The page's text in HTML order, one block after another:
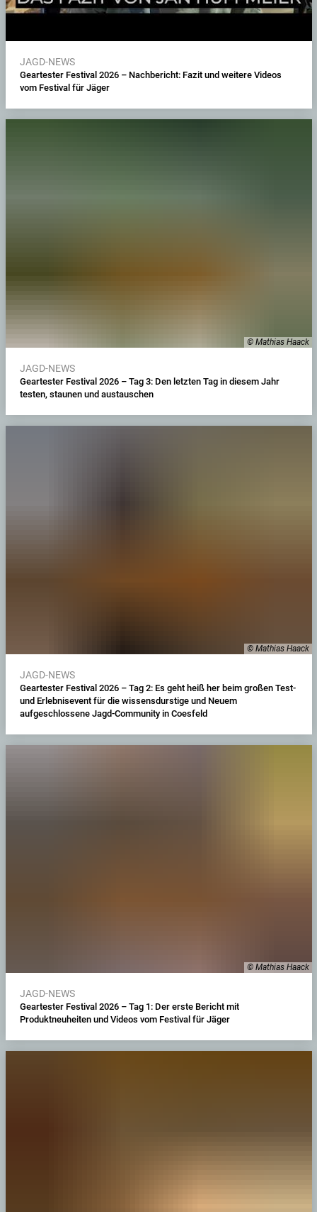
JAGD-NEWS
Geartester Festival 2026 – Nachbericht: Fazit und weitere Videos
vom Festival für Jäger
© Mathias Haack
JAGD-NEWS
Geartester Festival 2026 – Tag 3: Den letzten Tag in diesem Jahr
testen, staunen und austauschen
© Mathias Haack
JAGD-NEWS
Geartester Festival 2026 – Tag 2: Es geht heiß her beim großen Test-
und Erlebnisevent für die wissensdurstige und Neuem
aufgeschlossene Jagd-Community in Coesfeld
© Mathias Haack
JAGD-NEWS
Geartester Festival 2026 – Tag 1: Der erste Bericht mit
Produktneuheiten und Videos vom Festival für Jäger